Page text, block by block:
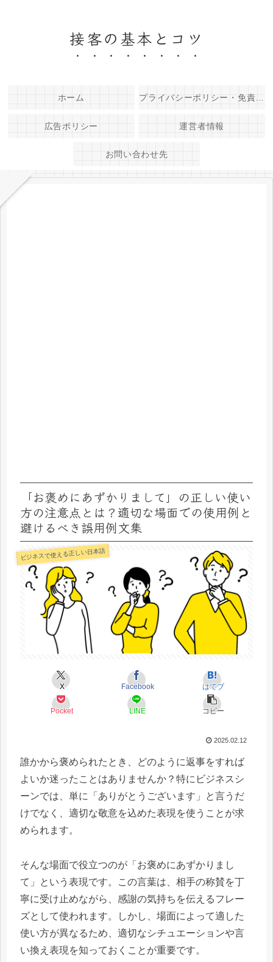
接客の基本とコツ
ホーム
広告ポリシー 運営者情報
お問い合わせ先
「お褒めにあずかりまして」の正しい使い
方の注意点とは？適切な場面での使用例と
避けるべき誤用例文集
ビジネスで使える正しい日本語
X Facebook はてブ
Pocket LINE コピー
2025.02.12
誰かから褒められたとき、どのように返事をすれば
よいか迷ったことはありませんか？特にビジネスシ
ーンでは、単に「ありがとうございます」と言うだ
けでなく、適切な敬意を込めた表現を使うことが求
められます。
そんな場面で役立つのが「お褒めにあずかりまし
て」という表現です。この言葉は、相手の称賛を丁
寧に受け止めながら、感謝の気持ちを伝えるフレー
ズとして使われます。しかし、場面によって適した
使い方が異なるため、適切なシチュエーションや言
い換え表現を知っておくことが重要です。